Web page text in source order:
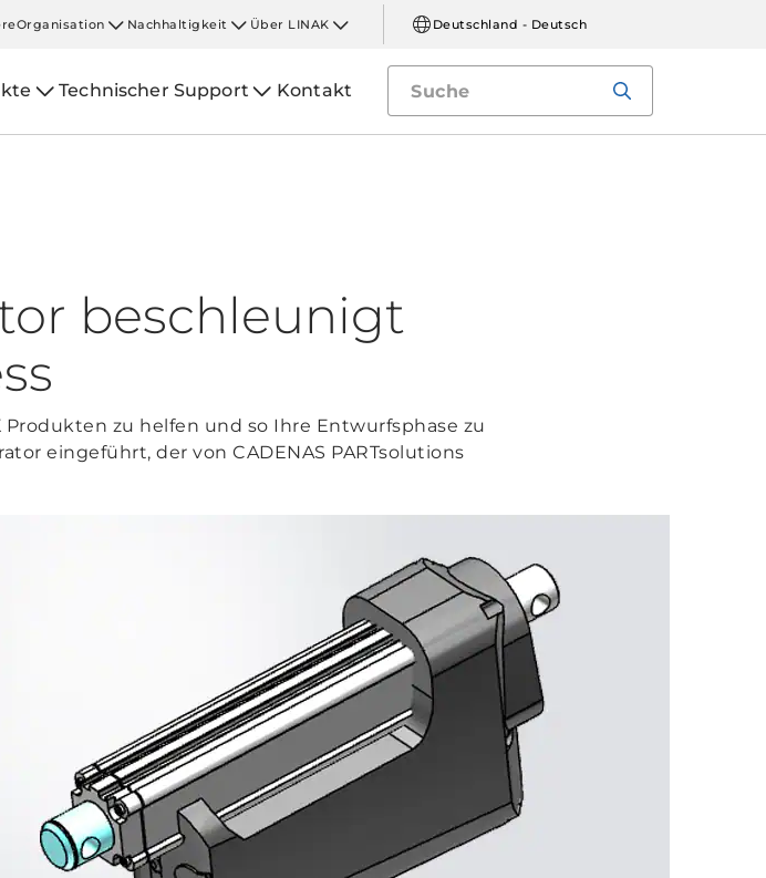
Organisation Nachhaltigkeit Über LINAK Deutschland - Deutsch
Technischer Support Kontakt
beschleunigt
zu helfen und so Ihre Entwurfsphase zu
eingeführt, der von CADENAS PARTsolutions